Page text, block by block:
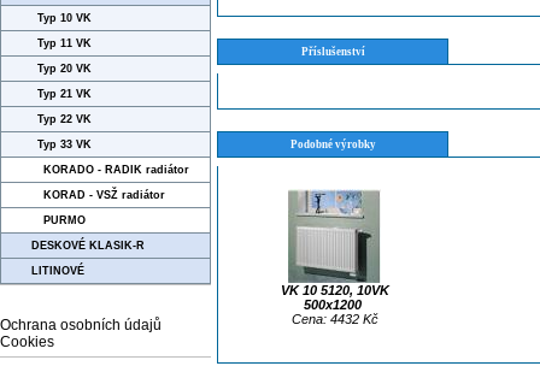
Typ 10 VK
Typ 11 VK
Typ 20 VK
Typ 21 VK
Typ 22 VK
Typ 33 VK
KORADO - RADIK radiátor
KORAD - VSŽ radiátor
PURMO
DESKOVÉ KLASIK-R
LITINOVÉ
Ochrana osobních údajů
Cookies
Příslušenství
Podobné výrobky
VK 10 5120, 10VK
500x1200
Cena: 4432 Kč